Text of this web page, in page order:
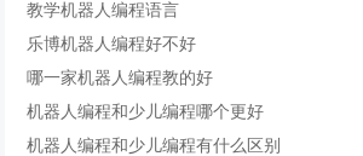
教学机器人编程语言
乐博机器人编程好不好
哪一家机器人编程教的好
机器人编程和少儿编程哪个更好
机器人编程和少儿编程有什么区别